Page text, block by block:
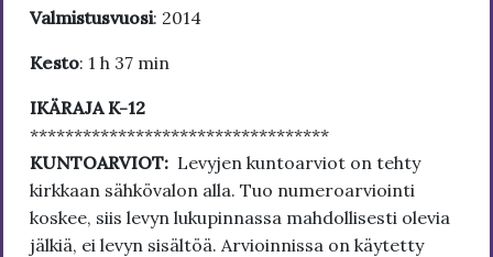
Valmistusvuosi: 2014
Kesto: 1 h 37 min
IKÄRAJA K-12
**********************************
KUNTOARVIOT: Levyjen kuntoarviot on tehty
kirkkaan sähkövalon alla. Tuo numeroarviointi
koskee, siis levyn lukupinnassa mahdollisesti olevia
jälkiä, ei levyn sisältöä. Arvioinnissa on käytetty